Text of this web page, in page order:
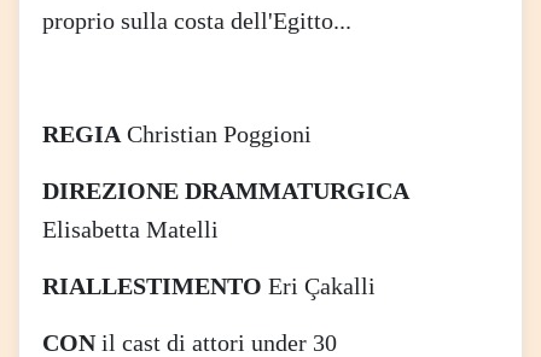
proprio sulla costa dell'Egitto...
REGIAChristian Poggioni
DIREZIONE DRAMMATURGICA
Elisabetta Matelli
RIALLESTIMENTO Eri Çakalli
CONil cast di attori under 30